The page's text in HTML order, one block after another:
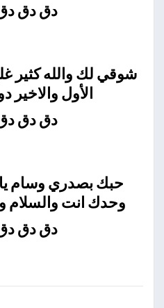
دق دق
شوقي لك والله كثير
الأول والاخير
دق دق
حبك بصدري وسام يا
وحدك انت والسلام
دق دق